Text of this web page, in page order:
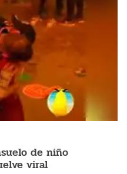
de niño
viral